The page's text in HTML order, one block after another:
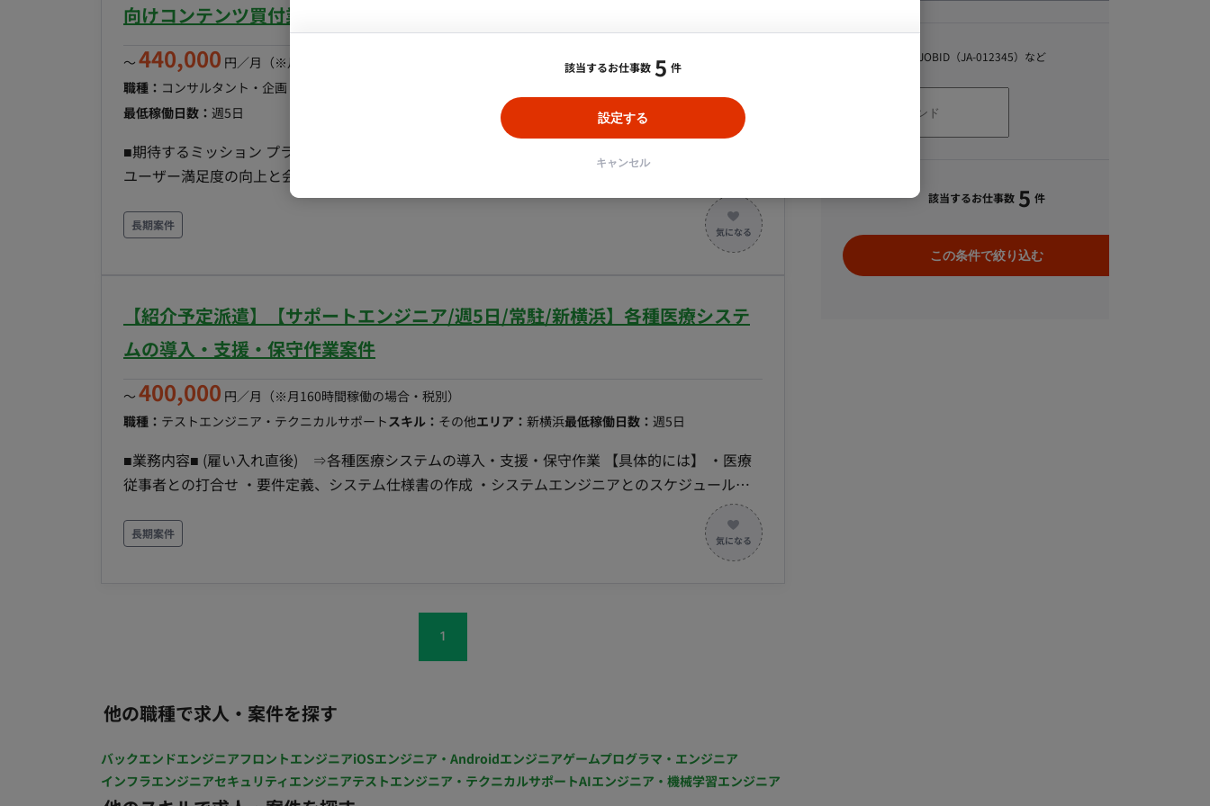
生・待遇 ・交通費全額支給 ・退職金制度、財形貯蓄、持株会 ・在宅勤務制度、副業制度 ・資格
取得奨励金制度 ・ビジネスカジュアル（通年） ・サークル活動、団体生命保険、慶弔見舞金 他
向けコンテンツ買付業務案件
〜 440,000 円／月 （※月160時間稼働の場合・税別）
職種： コンサルタント・企画・セールス
最低稼働日数： 週5日
■期待するミッション プラットフォームの成長を牽引する魅力的なコンテンツを外部から調達し、
ユーザー満足度の向上と会員数増加に貢献いただくことがミッションです。 ■担当工程（業務範
囲） 買付作品の選定（ドラマ・アニメ等） 買付先（制作会社・権利元等）との交渉および営業 最
新の市場調査・トレンド分析 契約書の作成・締結支援および権利管理業務 ■チーム体制 配属部署の
DB、インフラ、ツール） コミュニケーションツール：Slack等 ドキュメント作成：Office関連ソフ
ト（Excel、PowerPoint等） その他：社内専用管理システム ■開発フェーズと予定 継続的なコンテ
プラットフォームに携わることができ、自身の目利きがサービス成長に直結するやりがいがありま
す。 急成長中の縦型ショートドラマ市場の最前線で経験を積むことが可能です。 ■リモート稼働に
否） 就業時間：10:00～19:00（休憩1時間） 休日：土日祝日 原則として上記時間帯での稼働をお願
いしております。
長期案件
【紹介予定派遣】【サポートエンジニア/週5日/常駐/新横浜】各種医療システ
ムの導入・支援・保守作業案件
〜 400,000 円／月 （※月160時間稼働の場合・税別）
職種： テストエンジニア・テクニカルサポートスキル： その他エリア： 新横浜最低稼働日数： 週5日
■業務内容■ (雇い入れ直後) ⇒各種医療システムの導入・支援・保守作業 【具体的には】 ・医療
従事者との打合せ ・要件定義、システム仕様書の作成 ・システムエンジニアとのスケジュール調
案） ・現場ニーズを汲み取った新サービスの企画 （入社後は社内で２週間研修を行い、その後先
有給休暇（初年度10日）、アニバーサリー休暇、永年勤続休暇、慶弔休暇、転勤休暇、ストック休
勤務地(雇入直後) 新横浜オフィス ☆勤務地(変更の範囲) 会社の定める場所 稼動時間：9：00 ～
18：00（※フレックスタイム制） 時間外労働：有 年収：300～700万円 ■賃金形態：月給制 ■派遣
期間時時給：現在の年収考慮 ■月額：現在の年収考慮 ■年収：現在の年収考慮 キャリア・スキル・
希望を考慮の上決定 時間超過分は別途支給（時間外手当あり） 昇給：年1回 賞与：年2回（6月・
12月） 加入保険：社会保険完備（健康保険、厚生年金保険、雇用保険、労災保険） 受動喫煙対
長期案件
1
他の職種で求人・案件を探す
バックエンドエンジニアフロントエンジニアiOSエンジニア・Androidエンジニアゲームプログラマ・エンジニア
インフラエンジニアセキュリティエンジニアテストエンジニア・テクニカルサポートAIエンジニア・機械学習エンジニア
該当するお仕事数 5 件
設定する
キャンセル
キーワード
スキル、職種、JOBID（JA-012345）など
該当するお仕事数 5 件
この条件で絞り込む